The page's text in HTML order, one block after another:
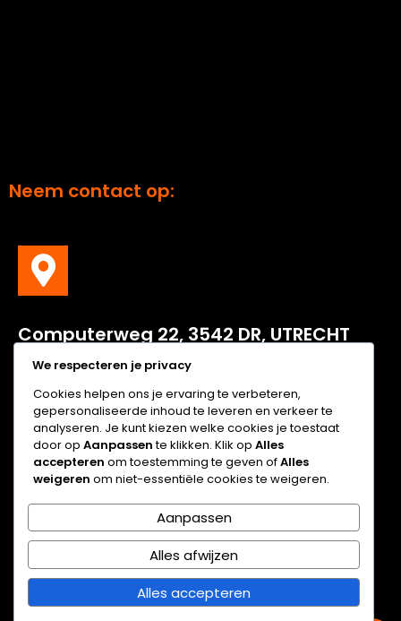
Neem contact op:
Computerweg 22, 3542 DR, UTRECHT
Computerweg 22, 3542 DR, UTRECHT
Tel: +31 (0)30 2089 111
Email: info@logidata.nl
We respecteren je privacy
Cookies helpen ons je ervaring te verbeteren,
gepersonaliseerde inhoud te leveren en verkeer te
analyseren. Je kunt kiezen welke cookies je toestaat
door op Aanpassente klikken. Klik op Alles
accepteren om toestemming te geven ofAlles
weigeren om niet-essentiële cookies te weigeren.
Aanpassen
Alles afwijzen
Alles accepteren